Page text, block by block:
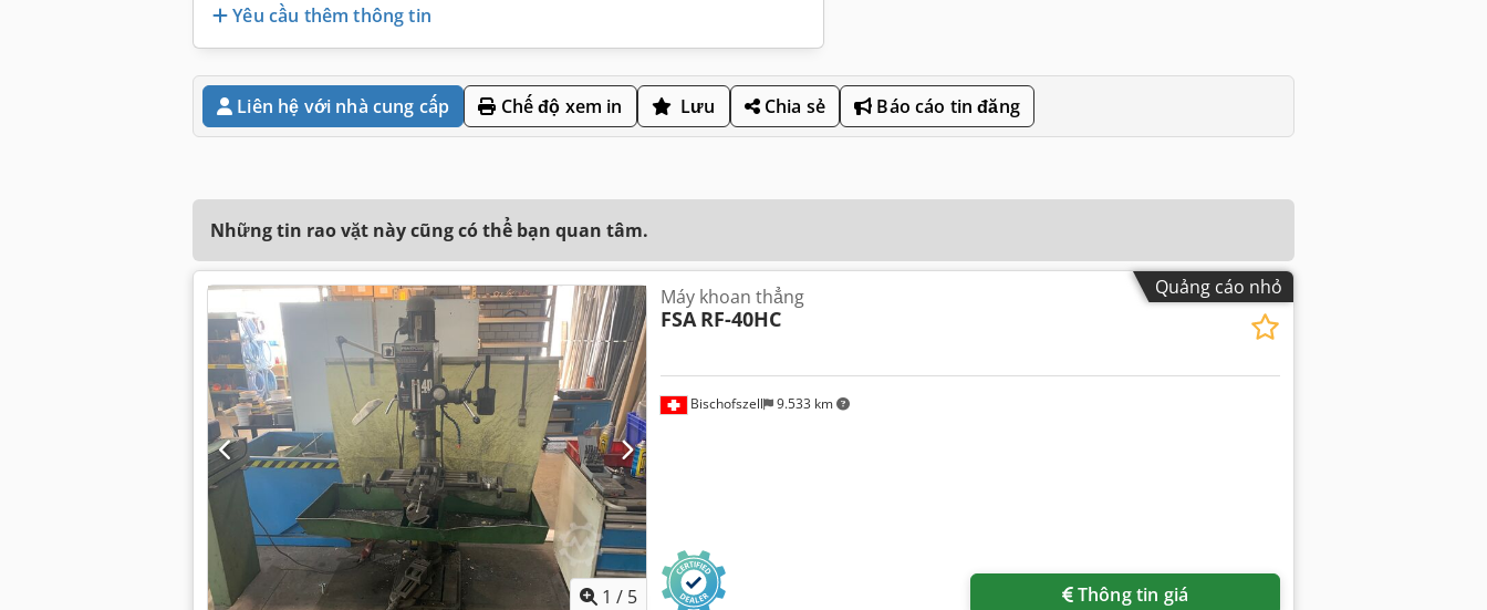
Yêu cầu thêm thông tin
Liên hệ với nhà cung cấp Chế độ xem in Lưu Chia sẻ Báo cáo tin đăng
Những tin rao vặt này cũng có thể bạn quan tâm.
Quảng cáo nhỏ
1 / 5
Bischofszell 9.533 km
Máy khoan thẳng
FSA RF-40HC
Thông tin giá